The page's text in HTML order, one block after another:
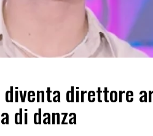
diventa direttore
di danza